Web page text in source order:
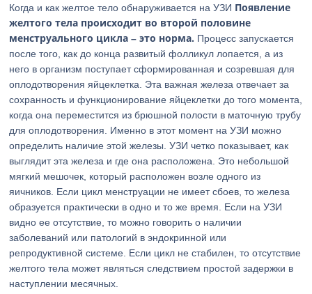
Когда и как желтое тело обнаруживается на УЗИ Появление
желтого тела происходит во второй половине
менструального цикла – это норма. Процесс запускается
после того, как до конца развитый фолликул лопается, а из
него в организм поступает сформированная и созревшая для
оплодотворения яйцеклетка. Эта важная железа отвечает за
сохранность и функционирование яйцеклетки до того момента,
когда она переместится из брюшной полости в маточную трубу
для оплодотворения. Именно в этот момент на УЗИ можно
определить наличие этой железы. УЗИ четко показывает, как
выглядит эта железа и где она расположена. Это небольшой
мягкий мешочек, который расположен возле одного из
яичников. Если цикл менструации не имеет сбоев, то железа
образуется практически в одно и то же время. Если на УЗИ
видно ее отсутствие, то можно говорить о наличии
заболеваний или патологий в эндокринной или
репродуктивной системе. Если цикл не стабилен, то отсутствие
желтого тела может являться следствием простой задержки в
наступлении месячных.